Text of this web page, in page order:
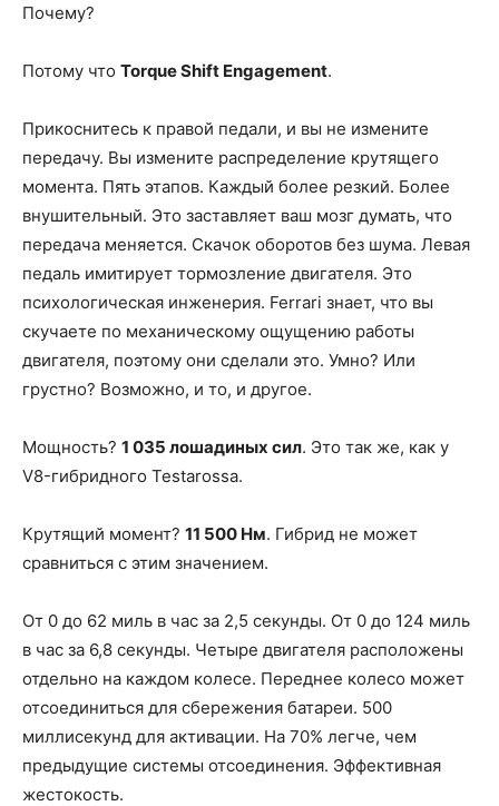
Почему?
Потому что Torque Shift Engagement.
Прикоснитесь к правой педали, и вы не измените
передачу. Вы измените распределение крутящего
момента. Пять этапов. Каждый более резкий. Более
внушительный. Это заставляет ваш мозг думать, что
передача меняется. Скачок оборотов без шума. Левая
педаль имитирует тормозление двигателя. Это
психологическая инженерия. Ferrari знает, что вы
скучаете по механическому ощущению работы
двигателя, поэтому они сделали это. Умно? Или
грустно? Возможно, и то, и другое.
Мощность? 1 035 лошадиных сил. Это так же, как у
V8-гибридного Testarossa.
Крутящий момент? 11 500 Нм. Гибрид не может
сравниться с этим значением.
От 0 до 62 миль в час за 2,5 секунды. От 0 до 124 миль
в час за 6,8 секунды. Четыре двигателя расположены
отдельно на каждом колесе. Переднее колесо может
отсоединиться для сбережения батареи. 500
миллисекунд для активации. На 70% легче, чем
предыдущие системы отсоединения. Эффективная
жестокость.